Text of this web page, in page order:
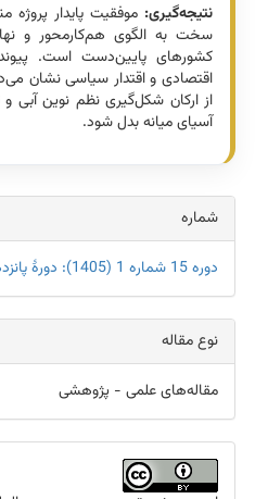
نتیجه‌گیری: موفقیت پایدار پروژه
سخت به الگوی هم‌کار‌محور و
کشورهای پایین‌دست است.
اقتصادی و اقتدار سیاسی نشان
از ارکان شکل‌گیری نظم نوین آبی
آسیای میانه بدل شود.
Article
Details
شماره
دوره 15 شماره 1 (1405): دورۀ پانزدهم، شمارۀ اول، بهار ۱۴۰۵
نوع مقاله
مقاله‌های علمی - پژوهشی